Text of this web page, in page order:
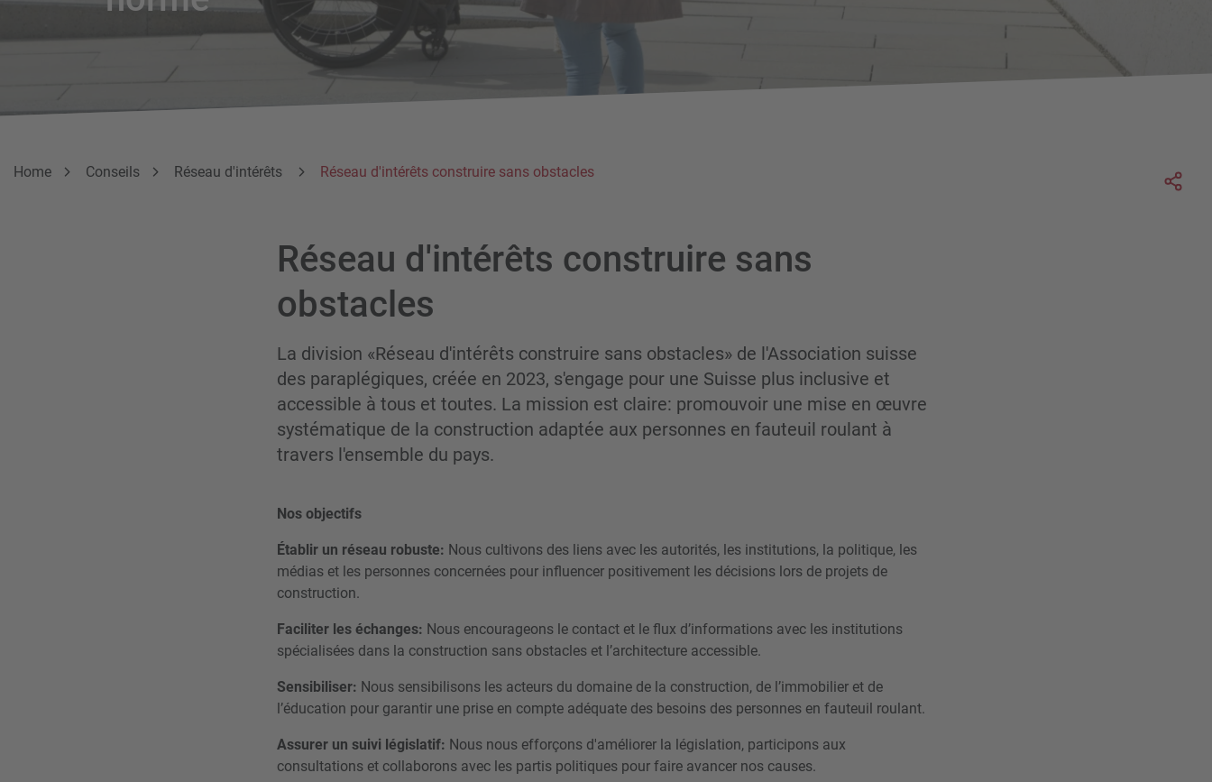
Breadcrumb
Vous êtes ici:
Home Conseils Réseau d'intérêts Réseau d'intérêts construire sans obstacles
Réseau d'intérêts construire sans
obstacles
La division «Réseau d'intérêts construire sans obstacles» de l'Association suisse
des paraplégiques, créée en 2023, s'engage pour une Suisse plus inclusive et
accessible à tous et toutes. La mission est claire: promouvoir une mise en œuvre
systématique de la construction adaptée aux personnes en fauteuil roulant à
travers l'ensemble du pays.
Nos objectifs
Établir un réseau robuste: Nous cultivons des liens avec les autorités, les institutions, la politique, les
médias et les personnes concernées pour influencer positivement les décisions lors de projets de
construction.
Faciliter les échanges: Nous encourageons le contact et le flux d’informations avec les institutions
spécialisées dans la construction sans obstacles et l’architecture accessible.
Sensibiliser: Nous sensibilisons les acteurs du domaine de la construction, de l’immobilier et de
l’éducation pour garantir une prise en compte adéquate des besoins des personnes en fauteuil roulant.
Assurer un suivi législatif: Nous nous efforçons d'améliorer la législation, participons aux
consultations et collaborons avec les partis politiques pour faire avancer nos causes.